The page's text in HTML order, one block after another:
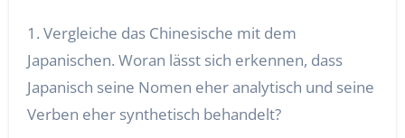
1. Vergleiche das Chinesische mit dem
Japanischen. Woran lässt sich erkennen, dass
Japanisch seine Nomen eher analytisch und seine
Verben eher synthetisch behandelt?